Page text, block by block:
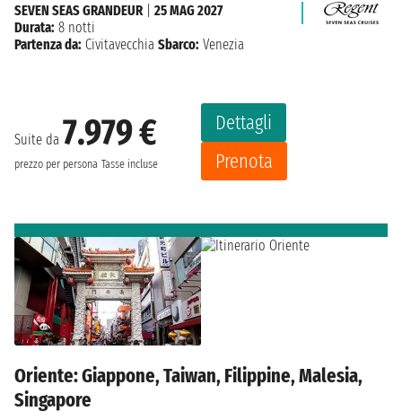
Suite da 7.979 €
prezzo per persona Tasse incluse
Dettagli
Prenota
SEVEN SEAS GRANDEUR
25 MAG 2027
Durata: 8 notti
Partenza da: Civitavecchia Sbarco: Venezia
Oriente: Giappone, Taiwan, Filippine, Malesia,
Singapore